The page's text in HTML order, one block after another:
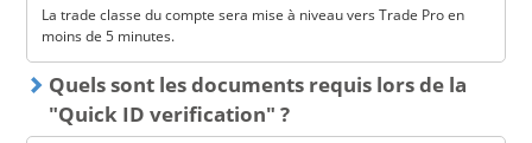
La trade classe du compte sera mise à niveau vers Trade Pro en
moins de 5 minutes.
Quels sont les documents requis lors de la
"Quick ID verification" ?